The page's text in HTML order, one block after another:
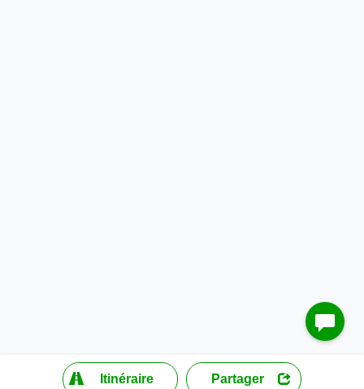
MapLibre OpenStreetMap contributors
Itinéraire Partager